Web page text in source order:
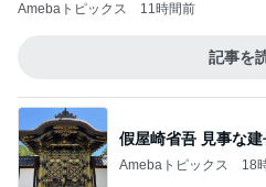
Amebaトピックス 11時間前
記事を
假屋崎省吾 見事な
Amebaトピックス 18